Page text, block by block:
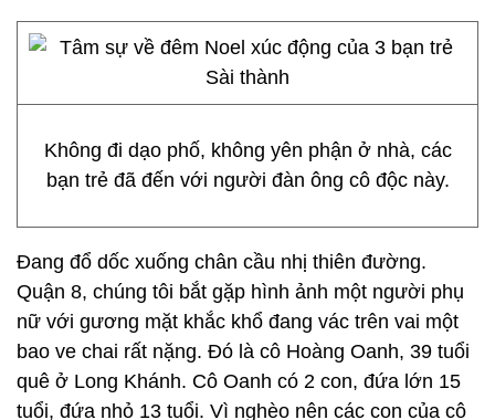
Không đi dạo phố, không yên phận ở nhà, các
bạn trẻ đã đến với người đàn ông cô độc này.
Ðang đổ dốc xuống chân cầu nhị thiên đường.
Quận 8, chúng tôi bắt gặp hình ảnh một người phụ
nữ với gương mặt khắc khổ đang vác trên vai một
bao ve chai rất nặng. Đó là cô Hoàng Oanh, 39 tuổi
quê ở Long Khánh. Cô Oanh có 2 con, đứa lớn 15
tuổi, đứa nhỏ 13 tuổi. Vì nghèo nên các con của cô